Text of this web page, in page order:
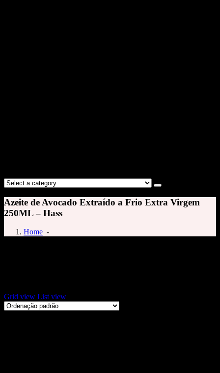
Azeite de Avocado Extraído a Frio Extra Virgem
250ML – Hass
Home -
Grid view List view